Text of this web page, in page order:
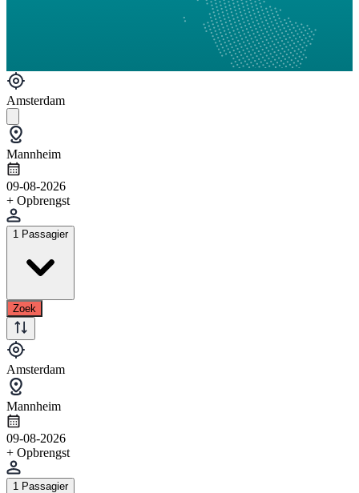
Amsterdam
Mannheim
09-08-2026
+ Opbrengst
1 Passagier
Zoek
Amsterdam
Mannheim
09-08-2026
+ Opbrengst
1 Passagier